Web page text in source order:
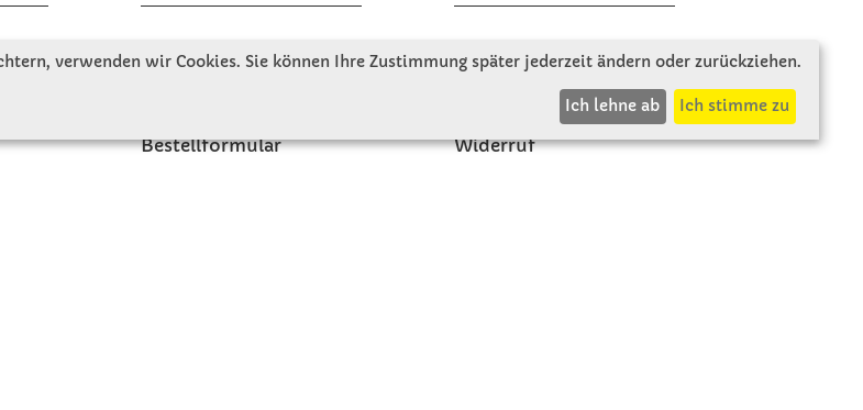
Gute Gründe für Winkler
Bestellformular
Zahlung & Versand
Rücksendung
Widerruf
verwenden wir Cookies. Sie können Ihre Zustimmung später jederzeit ändern oder zurückziehen.
Ich lehne ab Ich stimme zu